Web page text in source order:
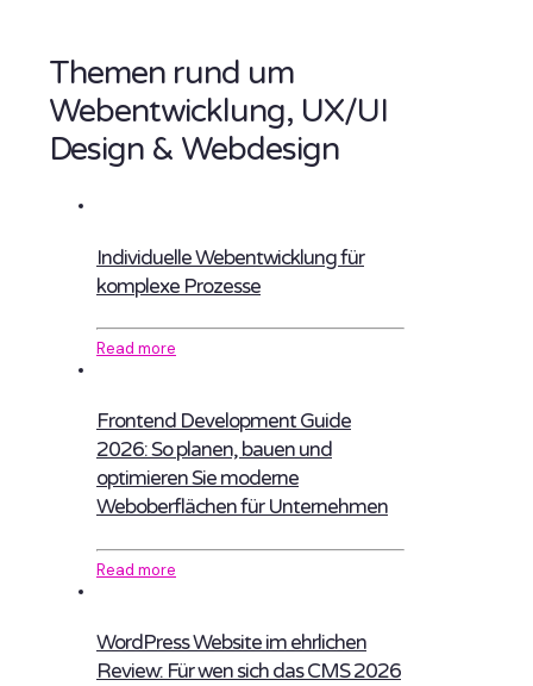
Themen rund um
Webentwicklung, UX/UI
Design & Webdesign
Individuelle Webentwicklung für
komplexe Prozesse
Read more
Frontend Development Guide
2026: So planen, bauen und
optimieren Sie moderne
Weboberflächen für Unternehmen
Read more
WordPress Website im ehrlichen
Review: Für wen sich das CMS 2026